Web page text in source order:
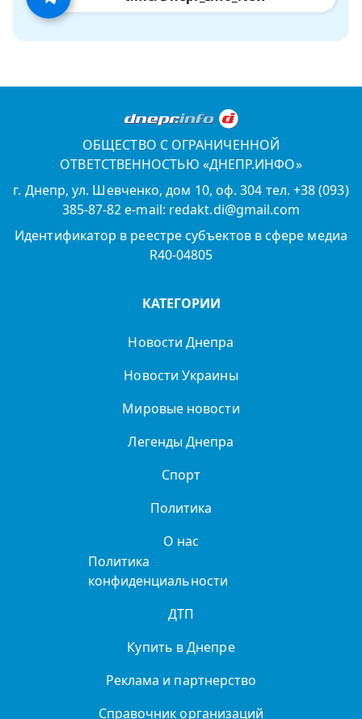
ОБЩЕСТВО С ОГРАНИЧЕННОЙ
ОТВЕТСТВЕННОСТЬЮ «ДНЕПР.ИНФО»
г. Днепр, ул. Шевченко, дом 10, оф. 304 тел. +38 (093)
385-87-82 e-mail: redakt.di@gmail.com
Идентификатор в реестре субъектов в сфере медиа
R40-04805
КАТЕГОРИИ
Новости Днепра
Новости Украины
Мировые новости
Легенды Днепра
Спорт
Политика
О нас
Политика
конфиденциальности
ДТП
Купить в Днепре
Реклама и партнерство
Справочник организаций